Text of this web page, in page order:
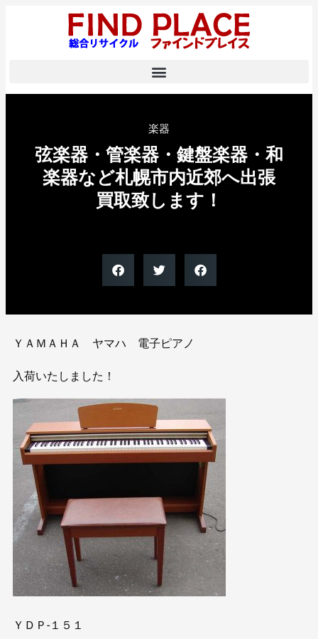
楽器
弦楽器・管楽器・鍵盤楽器・和
楽器など札幌市内近郊へ出張
買取致します！
ＹＡＭＡＨＡ ヤマハ 電子ピアノ
入荷いたしました！
ＹＤＰ-１５１